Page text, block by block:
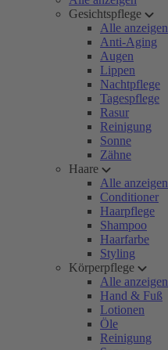
Gesichtspflege
Alle anzeigen
Anti-Aging
Augen
Lippen
Nachtpflege
Tagespflege
Rasur
Reinigung
Sonne
Zähne
Haare
Alle anzeigen
Conditioner
Haarpflege
Shampoo
Haarfarbe
Styling
Körperpflege
Alle anzeigen
Hand & Fuß
Lotionen
Öle
Reinigung